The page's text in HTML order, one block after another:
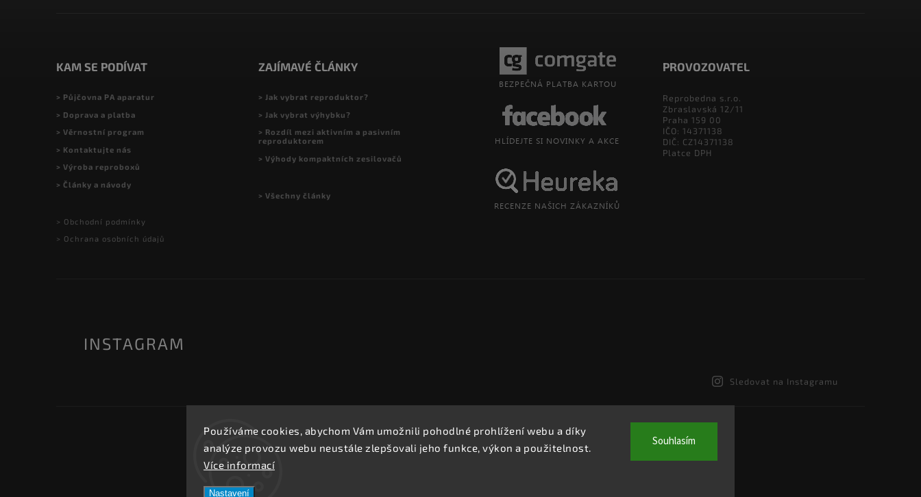
Používáme cookies, abychom Vám umožnili pohodlné prohlížení webu a díky
analýze provozu webu neustále zlepšovali jeho funkce, výkon a použitelnost.
Více informací
Nastavení
Souhlasím
KAM SE PODÍVAT
> Půjčovna PA aparatur
> Doprava a platba
> Věrnostní program
> Kontaktujte nás
> Výroba reproboxů
> Články a návody
> Obchodní podmínky
> Ochrana osobních údajů
ZAJÍMAVÉ ČLÁNKY
> Jak vybrat reproduktor?
> Jak vybrat výhybku?
> Rozdíl mezi aktivním a pasivním
reproduktorem
> Výhody kompaktních zesilovačů
> Všechny články
PROVOZOVATEL
Reprobedna s.r.o.
Zbraslavská 12/11
Praha 159 00
IČO: 14371138
DIČ: CZ14371138
Platce DPH
INSTAGRAM
Sledovat na Instagramu
Copyright 2026REPROOBCHOD.cz. Všechna práva vyhrazena.
Upravit nastavení cookies